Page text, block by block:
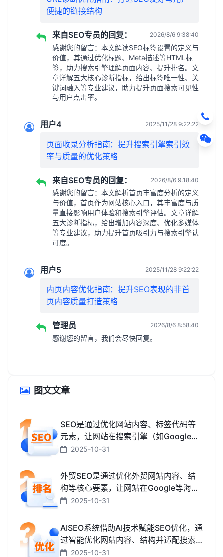
便捷的链接结构
来自SEO专员的回复： 2026/8/6 9:38:40
感谢您的留言：本文解读SEO标签设置的定义与
价值，其通过优化标题、Meta描述等HTML标
签，助力搜索引擎理解页面内容、提升排名。文
章详解五大核心诊断指标，给出标签唯一性、关
键词融入等专业建议，助力提升页面搜索可见性
与用户点击率。
用户4 2025/11/28 9:22:22
页面收录分析指南：提升搜索引擎索引效
率与质量的优化策略
来自SEO专员的回复： 2026/8/6 9:18:40
感谢您的留言：本文解析首页丰富度分析的定义
与价值，首页作为网站核心入口，其丰富度与质
量直接影响用户体验和搜索引擎评估。文章详解
五大诊断指标，给出增加内容深度、优化多媒体
等专业建议，助力提升首页吸引力与搜索引擎认
可度。
用户5 2025/11/28 9:22:22
内页内容优化指南：提升SEO表现的非首
页内容质量打造策略
管理员 2026/8/6 8:58:40
感谢您的留言，我们会尽快回复。
图文文章
SEO是通过优化网站内容、标签代码等
元素，让网站在搜索引擎（如Google、
百度、搜狗、必应）中排名更靠前，从
2025-10-31
外贸SEO是通过优化外贸网站内容、结
构等核心要素，让网站在Google等海外
搜索引擎中排名靠前，获取海外精准流
2025-10-31
AISEO系统借助AI技术赋能SEO优化，通
过智能优化网站内容、结构并适配搜索
引擎规则，助力网站快速提升排名，从
2025-10-31